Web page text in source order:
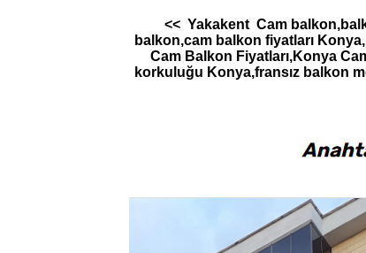
<< Yakakent Cam
balkon,cam balkon fiyatları
Cam Balkon Fiyatları,Konya
korkuluğu Konya,fransız balkon